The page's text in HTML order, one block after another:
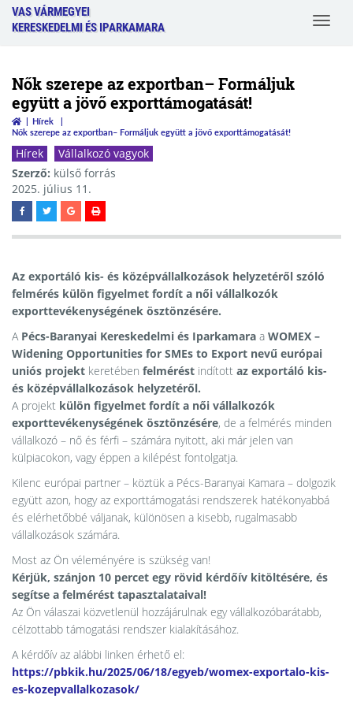
VAS VÁRMEGYEI
KERESKEDELMI ÉS IPARKAMARA
Toggle
Nők szerepe az exportban– Formáljuk
együtt a jövő exporttámogatását!
Hírek
Nők szerepe az exportban– Formáljuk együtt a jövő exporttámogatását!
Hírek
Vállalkozó vagyok
Szerző: külső forrás
2025. július 11.
Az exportáló kis- és középvállalkozások helyzetéről szóló
felmérés külön figyelmet fordít a női vállalkozók
exporttevékenységének ösztönzésére.
A Pécs-Baranyai Kereskedelmi és Iparkamara a WOMEX –
Widening Opportunities for SMEs to Export nevű európai
uniós projekt keretében felmérést indított az exportáló kis-
és középvállalkozások helyzetéről.
A projekt külön figyelmet fordít a női vállalkozók
exporttevékenységének ösztönzésére, de a felmérés minden
vállalkozó – nő és férfi – számára nyitott, aki már jelen van
külpiacokon, vagy éppen a kilépést fontolgatja.
Kilenc európai partner – köztük a Pécs-Baranyai Kamara – dolgozik
együtt azon, hogy az exporttámogatási rendszerek hatékonyabbá
és elérhetőbbé váljanak, különösen a kisebb, rugalmasabb
vállalkozások számára.
Most az Ön véleményére is szükség van!
Kérjük, szánjon 10 percet egy rövid kérdőív kitöltésére, és
segítse a felmérést tapasztalataival!
Az Ön válaszai közvetlenül hozzájárulnak egy vállalkozóbarátabb,
célzottabb támogatási rendszer kialakításához.
A kérdőív az alábbi linken érhető el:
https://pbkik.hu/2025/06/18/egyeb/womex-exportalo-kis-
es-kozepvallalkozasok/